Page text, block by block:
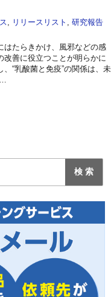
リリースリスト
研究報告
はたらきかけ、風邪などの感
改善に役立つことが明らかに
“乳酸菌と免疫”の関係は、未